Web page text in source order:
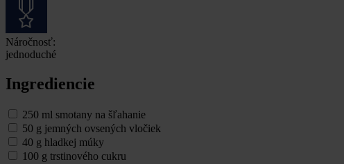
Náročnosť:
jednoduché
Ingrediencie
250 ml smotany na šľahanie
50 g jemných ovsených vločiek
40 g hladkej múky
100 g trstinového cukru